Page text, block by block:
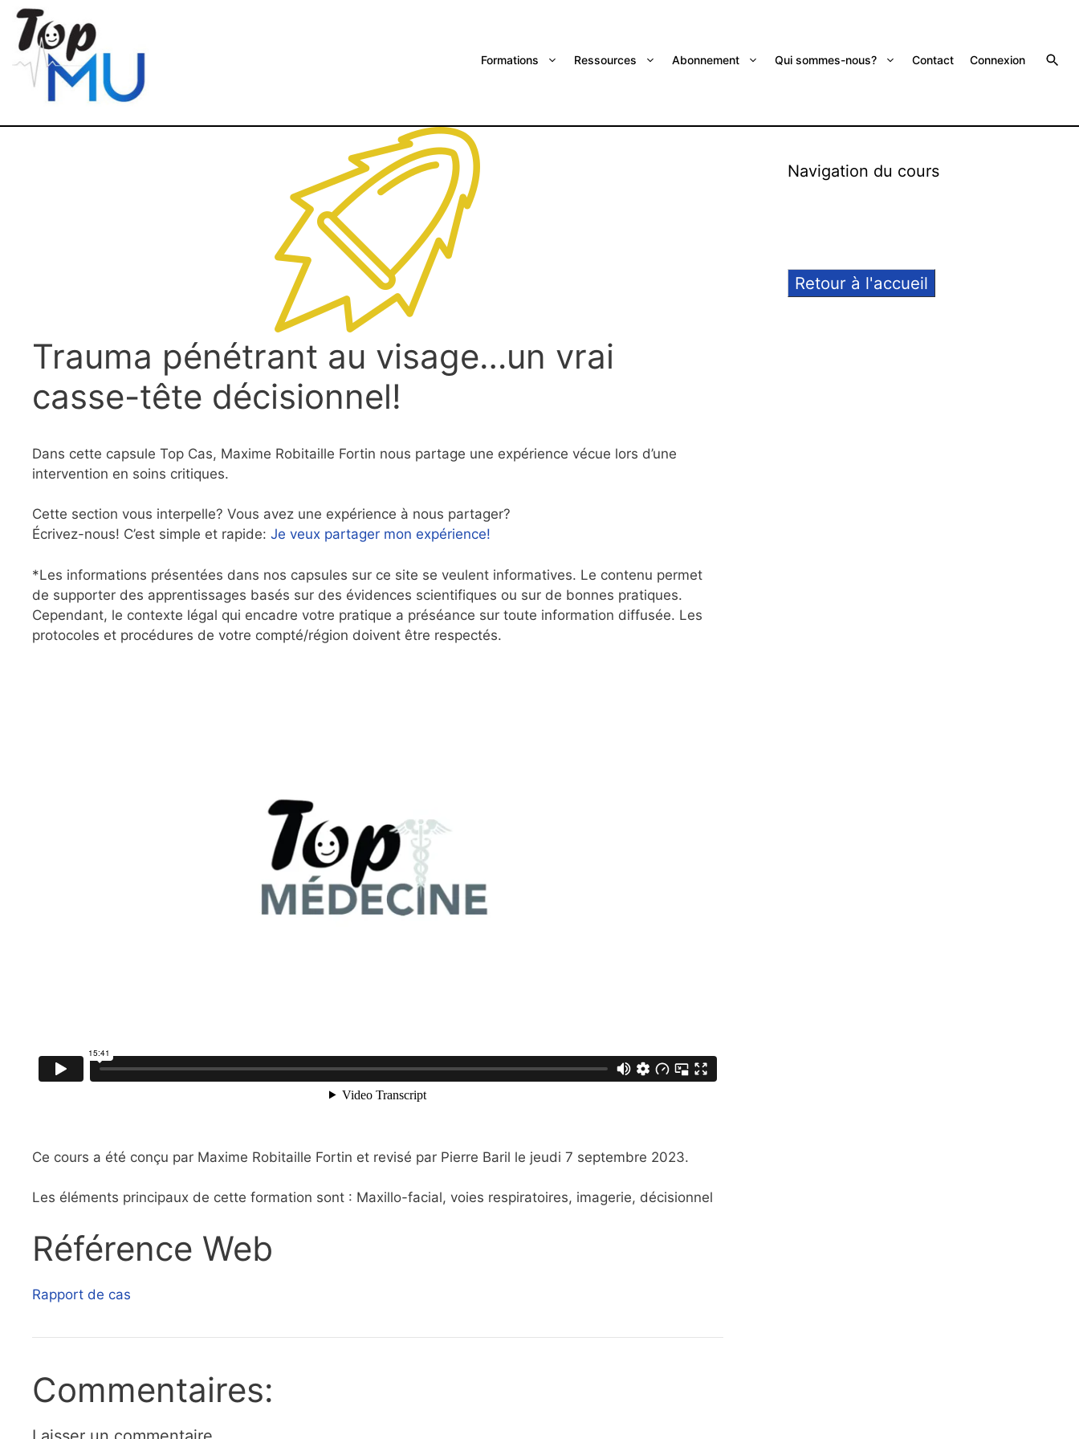
Formations Ressources Abonnement Qui sommes-nous? Contact Connexion
Trauma pénétrant au visage…un vrai
casse-tête décisionnel!
Dans cette capsule Top Cas, Maxime Robitaille Fortin nous partage une expérience vécue lors d’une
intervention en soins critiques.
Cette section vous interpelle? Vous avez une expérience à nous partager?
Écrivez-nous! C’est simple et rapide: Je veux partager mon expérience!
*Les informations présentées dans nos capsules sur ce site se veulent informatives. Le contenu permet
de supporter des apprentissages basés sur des évidences scientifiques ou sur de bonnes pratiques.
Cependant, le contexte légal qui encadre votre pratique a préséance sur toute information diffusée. Les
protocoles et procédures de votre compté/région doivent être respectés.
Ce cours a été conçu par Maxime Robitaille Fortin et revisé par Pierre Baril le jeudi 7 septembre 2023.
Les éléments principaux de cette formation sont : Maxillo-facial, voies respiratoires, imagerie, décisionnel
Référence Web
Rapport de cas
Commentaires:
Navigation du cours
Retour à l'accueil